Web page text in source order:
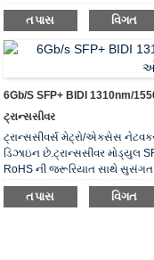
તપાસ વિગત
6Gb/s SFP+ BIDI 1310nm/
ટ્રાન્સસીવર
ટ્રાન્સસીવર્સ મેટ્રો/એક્સેસ
ડિઝાઇન છે.ટ્રાન્સસીવર મોડ્યુલ
RoHS ની જરૂરિયાત સાથે સુસંગત
તપાસ વિગત